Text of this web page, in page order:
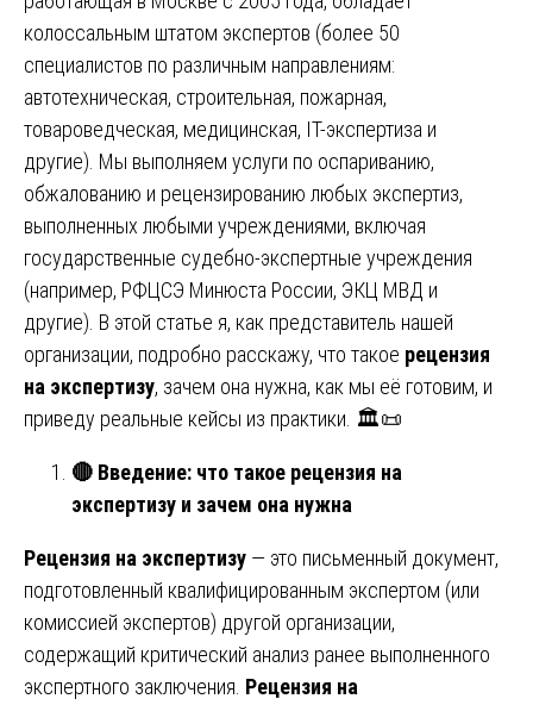
колоссальным штатом экспертов (более 50
специалистов по различным направлениям:
автотехническая, строительная, пожарная,
товароведческая, медицинская, IT-экспертиза и
другие). Мы выполняем услуги по оспариванию,
обжалованию и рецензированию любых экспертиз,
выполненных любыми учреждениями, включая
государственные судебно-экспертные учреждения
(например, РФЦСЭ Минюста России, ЭКЦ МВД и
другие). В этой статье я, как представитель нашей
организации, подробно расскажу, что такое рецензия
на экспертизу, зачем она нужна, как мы её готовим, и
приведу реальные кейсы из практики. 🏛️📜
🔴 Введение: что такое рецензия на
экспертизу и зачем она нужна
Рецензия на экспертизу — это письменный документ,
подготовленный квалифицированным экспертом (или
комиссией экспертов) другой организации,
содержащий критический анализ ранее выполненного
экспертного заключения. Рецензия на